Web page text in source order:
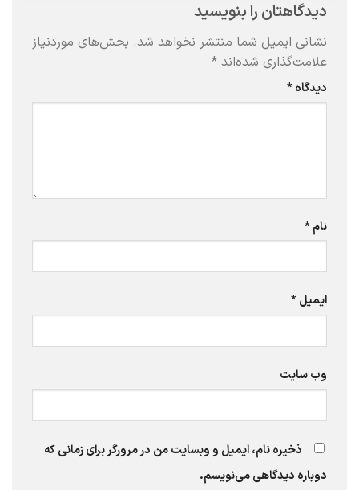
دیدگاهتان را بنویسید
نشانی ایمیل شما منتشر نخواهد شد. بخش‌های موردنیاز
علامت‌گذاری شده‌اند *
دیدگاه*
نام*
ایمیل*
وب‌ سایت
ذخیره نام، ایمیل و وبسایت من در مرورگر برای زمانی که
دوباره دیدگاهی می‌نویسم.